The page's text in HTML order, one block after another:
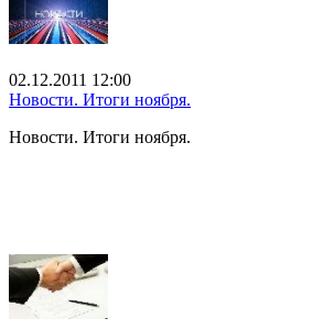
02.12.2011 12:00
Новости. Итоги ноября.
Новости. Итоги ноября.